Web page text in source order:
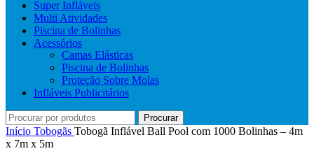
Super Infláveis
Multi Atividades
Piscina de Bolinhas
Acessórios
Camas Elásticas
Piscina de Bolinhas
Proteção Sobre Molas
Infláveis Publicitários
Procurar
Início Tobogãs Tobogã Inflável Ball Pool com 1000 Bolinhas – 4m
x 7m x 5m